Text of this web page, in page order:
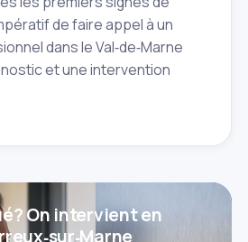
de faire appel à un
dans le Val‑de‑Marne
et une intervention
On intervient en